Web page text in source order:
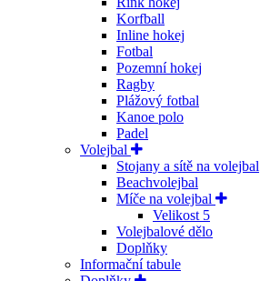
Korfball
Inline hokej
Fotbal
Pozemní hokej
Ragby
Plážový fotbal
Kanoe polo
Padel
Volejbal
Stojany a sítě na volejbal
Beachvolejbal
Míče na volejbal
Velikost 5
Volejbalové dělo
Doplňky
Informační tabule